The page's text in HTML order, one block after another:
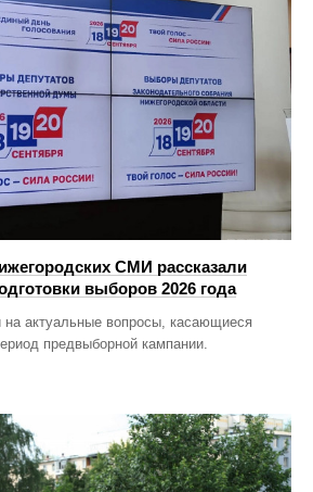
СМИ рассказали
выборов 2026 года
на актуальные вопросы, касающиеся
предвыборной кампании.